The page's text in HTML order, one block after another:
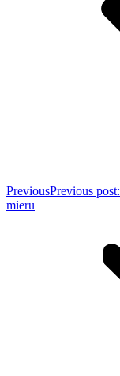
PreviousPrevious post:
mieru